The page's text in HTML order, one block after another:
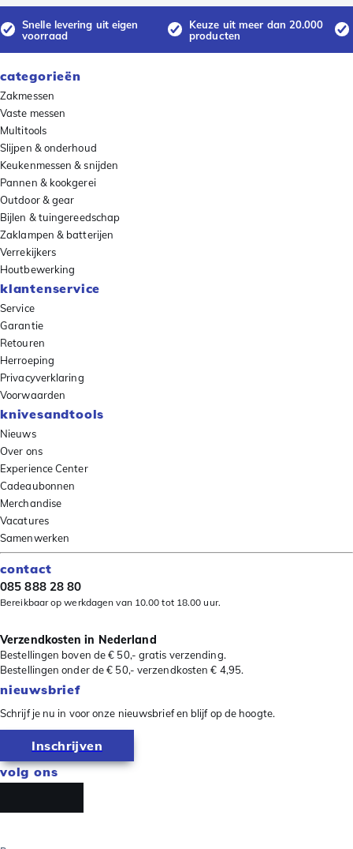
Snelle levering uit eigen
voorraad
Keuze uit meer dan 20.000
producten
categorieën
Zakmessen
Vaste messen
Multitools
Slijpen & onderhoud
Keukenmessen & snijden
Pannen & kookgerei
Outdoor & gear
Bijlen & tuingereedschap
Zaklampen & batterijen
Verrekijkers
Houtbewerking
klantenservice
Service
Garantie
Retouren
Herroeping
Privacyverklaring
Voorwaarden
knivesandtools
Nieuws
Over ons
Experience Center
Cadeaubonnen
Merchandise
Vacatures
Samenwerken
contact
085 888 28 80
Bereikbaar op werkdagen van 10.00 tot 18.00 uur.
Verzendkosten in Nederland
Bestellingen boven de € 50,- gratis verzending.
Bestellingen onder de € 50,- verzendkosten € 4,95.
nieuwsbrief
Schrijf je nu in voor onze nieuwsbrief en blijf op de hoogte.
Inschrijven
volg ons